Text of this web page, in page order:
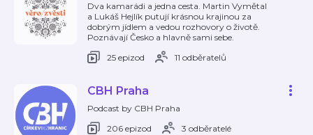
Dva kamarádi a jedna cesta. Martin Vymětal
a Lukáš Hejlík putují krásnou krajinou za
dobrým jídlem a vedou rozhovory o životě.
Poznávají Česko a hlavně sami sebe.
25 epizod
11 odběratelů
CBH Praha
Podcast by CBH Praha
206 epizod
3 odběratelé